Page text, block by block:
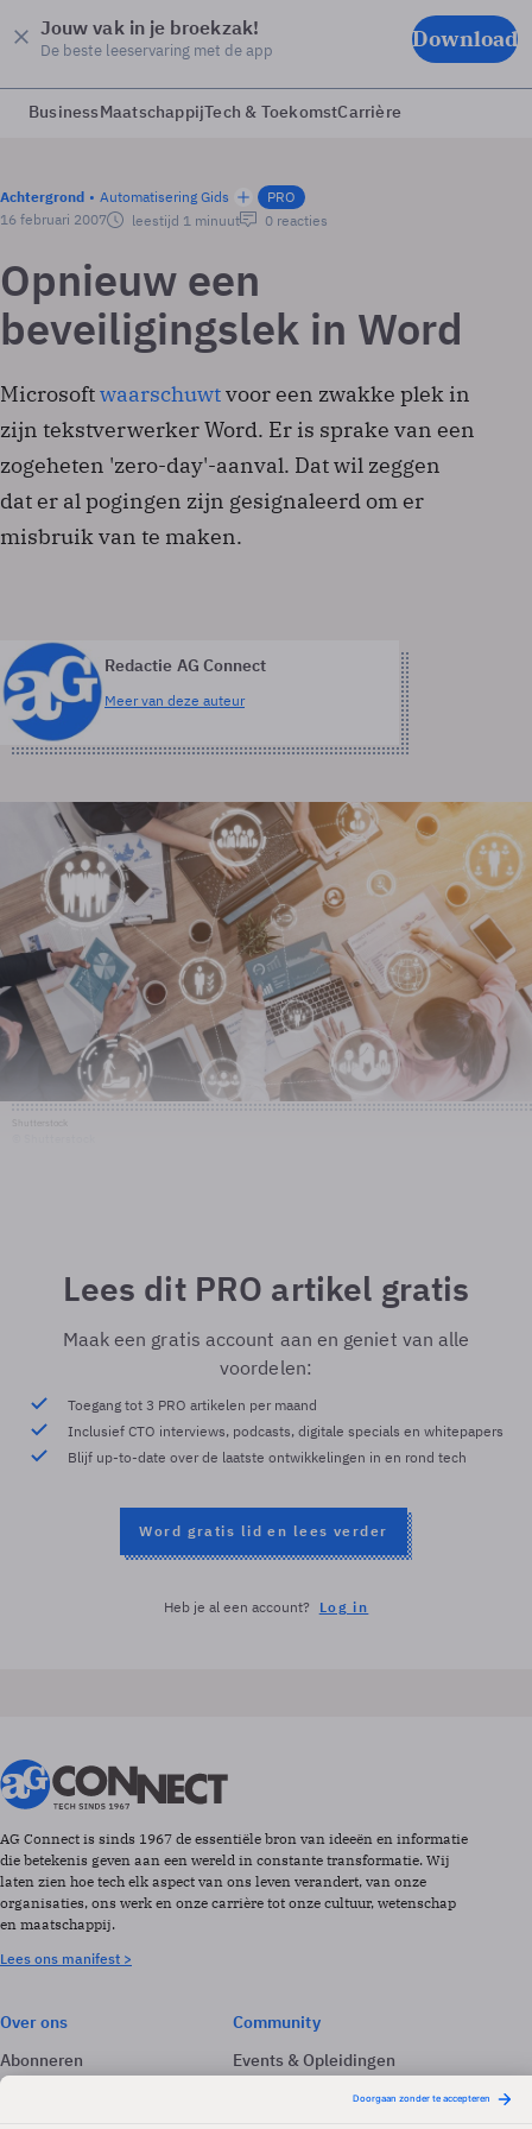
Jouw vak in je broekzak!
De beste leeservaring met de app Download
BusinessMaatschappijTech & ToekomstCarrière
Achtergrond Automatisering Gids
PRO
16 februari 2007
leestijd 1 minuut 0 reacties
Opnieuw een
beveiligingslek in Word
Microsoftwaarschuwtvoor een zwakke plek in
zijn tekstverwerker Word. Er is sprake van een
zogeheten 'zero-day'-aanval. Dat wil zeggen
dat er al pogingen zijn gesignaleerd om er
misbruik van te maken.
Redactie AG Connect
Meer van deze auteur
Lees dit PRO artikel gratis
Maak een gratis account aan en geniet van alle
voordelen:
Toegang tot 3 PRO artikelen per maand
Inclusief CTO interviews, podcasts, digitale specials en whitepapers
Blijf up-to-date over de laatste ontwikkelingen in en rond tech
Word gratis lid en lees verder
Heb je al een account? Log in
AG Connect is sinds 1967 de essentiële bron van ideeën en informatie
die betekenis geven aan een wereld in constante transformatie. Wij
laten zien hoe tech elk aspect van ons leven verandert, van onze
organisaties, ons werk en onze carrière tot onze cultuur, wetenschap
en maatschappij.
Lees ons manifest >
Over ons
Abonneren
Adverteren
Community
Events & Opleidingen